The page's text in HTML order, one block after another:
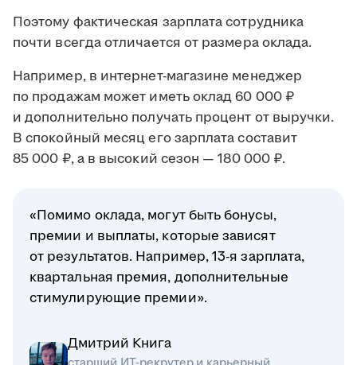
Поэтому фактическая зарплата сотрудника
почти всегда отличается от размера оклада.
Например, в интернет-магазине менеджер
по продажам может иметь оклад 60 000 ₽
и дополнительно получать процент от выручки.
В спокойный месяц его зарплата составит
85 000 ₽, а в высокий сезон — 180 000 ₽.
«Помимо оклада, могут быть бонусы,
премии и выплаты, которые зависят
от результатов. Например, 13-я зарплата,
квартальная премия, дополнительные
стимулирующие премии».
Дмитрий Книга